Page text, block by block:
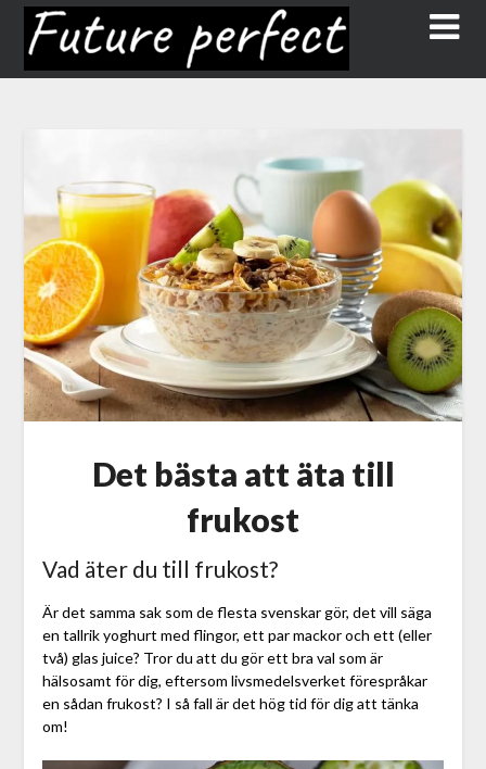
Det bästa att äta till
frukost
Vad äter du till frukost?
Är det samma sak som de flesta svenskar gör, det vill säga
en tallrik yoghurt med flingor, ett par mackor och ett (eller
två) glas juice? Tror du att du gör ett bra val som är
hälsosamt för dig, eftersom livsmedelsverket förespråkar
en sådan frukost? I så fall är det hög tid för dig att tänka
om!